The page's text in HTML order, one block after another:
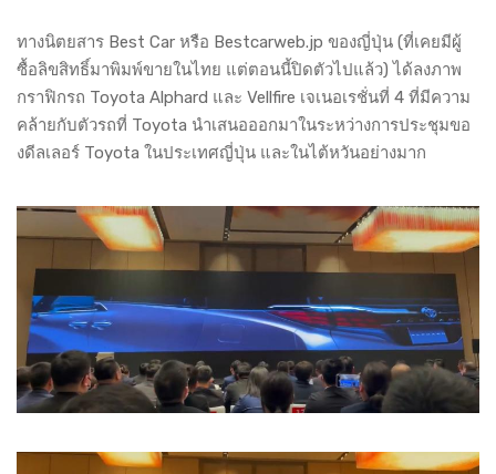
ทางนิตยสาร Best Car หรือ Bestcarweb.jp ของญี่ปุ่น (ที่เคยมีผู้
ซื้อลิขสิทธิ์มาพิมพ์ขายในไทย แต่ตอนนี้ปิดตัวไปแล้ว) ได้ลงภาพ
กราฟิกรถ Toyota Alphard และ Vellfire เจเนอเรชั่นที่ 4 ที่มีความ
คล้ายกับตัวรถที่ Toyota นำเสนอออกมาในระหว่างการประชุมขอ
งดีลเลอร์ Toyota ในประเทศญี่ปุ่น และในไต้หวันอย่างมาก